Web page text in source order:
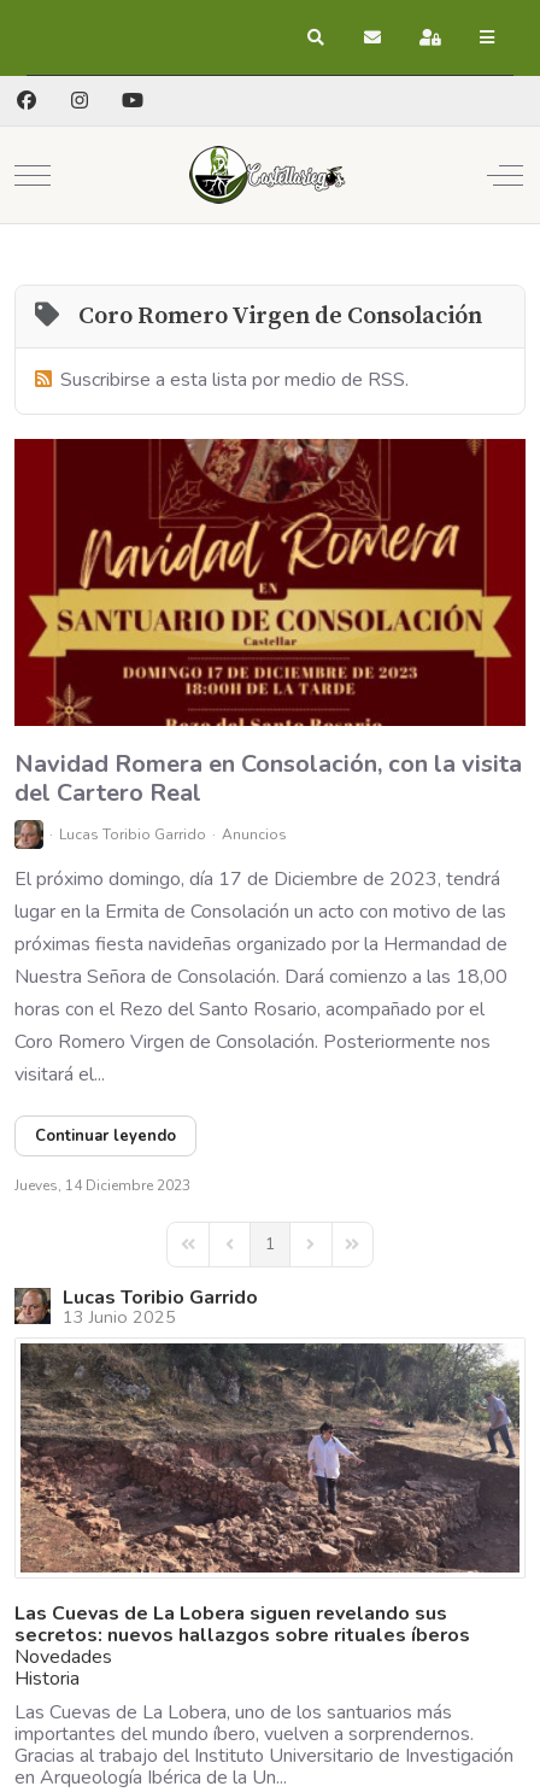
BuscarSuscribirse a las
Registrarse
Mobile Menu Toggle
Coro Romero Virgen de Consolación
Suscribirse a esta lista por medio de RSS.
Navidad Romera en Consolación, con la visita
del Cartero Real
Lucas Toribio Garrido Anuncios
El próximo domingo, día 17 de Diciembre de 2023, tendrá
lugar en la Ermita de Consolación un acto con motivo de las
próximas fiesta navideñas organizado por la Hermandad de
Nuestra Señora de Consolación. Dará comienzo a las 18,00
horas con el Rezo del Santo Rosario, acompañado por el
Coro Romero Virgen de Consolación. Posteriormente nos
visitará el...
Continuar leyendo
Jueves, 14 Diciembre 2023
First PagePrevious Page
1 Next PageLast Page
Lucas Toribio Garrido
13 Junio 2025
Las Cuevas de La Lobera siguen revelando sus
secretos: nuevos hallazgos sobre rituales íberos
Novedades
Historia
Las Cuevas de La Lobera, uno de los santuarios más
importantes del mundo íbero, vuelven a sorprendernos.
Gracias al trabajo del Instituto Universitario de Investigación
en Arqueología Ibérica de la Un...